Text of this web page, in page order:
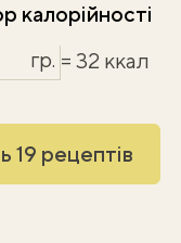
калорійності
гр. = 32 ккал
19 рецептів